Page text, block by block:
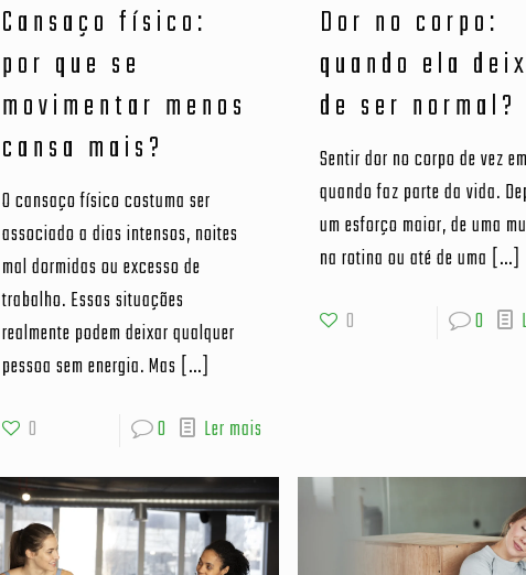
Cansaço físico:
por que se
movimentar menos
cansa mais?
O cansaço físico costuma ser
associado a dias intensos, noites
mal dormidas ou excesso de
trabalho. Essas situações
realmente podem deixar qualquer
pessoa sem energia. Mas […]
0
0 Ler mais
Dor no corpo:
quando ela
de ser normal?
Sentir dor no corpo de vez
quando faz parte da vida.
um esforço maior, de uma
na rotina ou até de uma […]
0
0